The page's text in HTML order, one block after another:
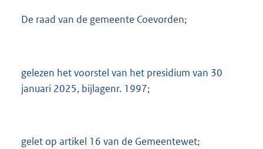
1
De raad van de gemeente Coevorden;
gelezen het voorstel van het presidium van 30
januari 2025, bijlagenr. 1997;
gelet op artikel 16 van de Gemeentewet;